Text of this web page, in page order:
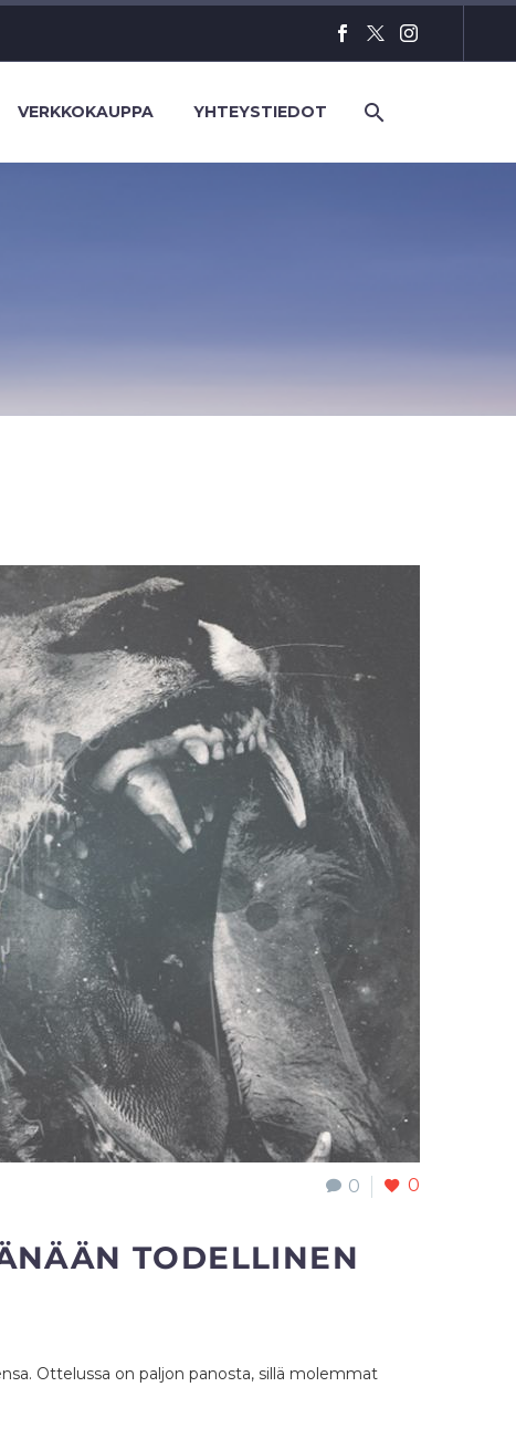
VERKKOKAUPPA YHTEYSTIEDOT
0 0
TODELLINEN
Ottelussa on paljon panosta, sillä molemmat